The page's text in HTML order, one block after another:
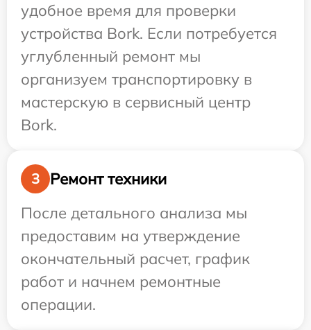
удобное время для проверки
устройства Bork. Если потребуется
углубленный ремонт мы
организуем транспортировку в
мастерскую в сервисный центр
Bork.
3
Ремонт техники
После детального анализа мы
предоставим на утверждение
окончательный расчет, график
работ и начнем ремонтные
операции.